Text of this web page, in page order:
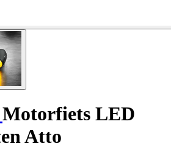
Motorfiets LED
Atto